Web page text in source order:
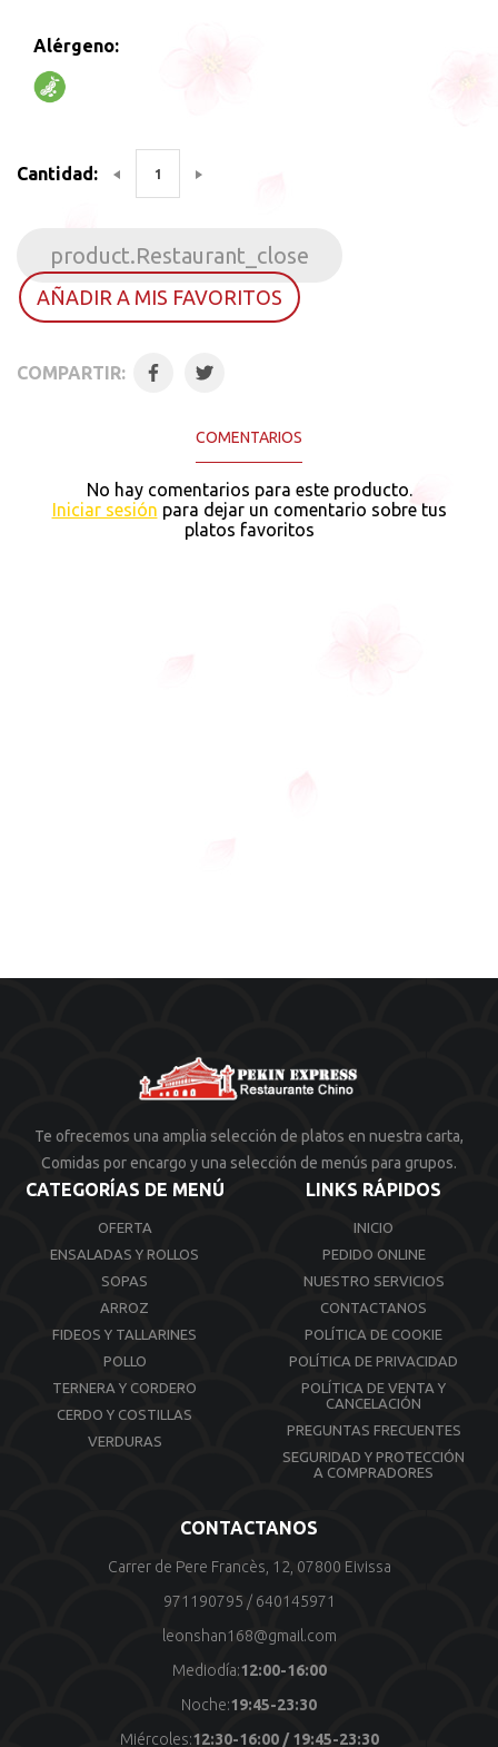
Alérgeno:
Cantidad:
product.Restaurant_close
AÑADIR A MIS FAVORITOS
COMPARTIR:
COMENTARIOS
No hay comentarios para este producto.
Iniciar sesión para dejar un comentario sobre tus
platos favoritos
Te ofrecemos una amplia selección de platos en nuestra carta,
Comidas por encargo y una selección de menús para grupos.
CATEGORÍAS DE MENÚ
OFERTA
ENSALADAS Y ROLLOS
SOPAS
ARROZ
FIDEOS Y TALLARINES
POLLO
TERNERA Y CORDERO
CERDO Y COSTILLAS
VERDURAS
LINKS RÁPIDOS
INICIO
PEDIDO ONLINE
NUESTRO SERVICIOS
CONTACTANOS
POLÍTICA DE COOKIE
POLÍTICA DE PRIVACIDAD
POLÍTICA DE VENTA Y
CANCELACIÓN
PREGUNTAS FRECUENTES
SEGURIDAD Y PROTECCIÓN
A COMPRADORES
CONTACTANOS
Carrer de Pere Francès, 12, 07800 Eivissa
971190795 / 640145971
leonshan168@gmail.com
Mediodía:12:00-16:00
Noche:19:45-23:30
Miércoles:12:30-16:00 / 19:45-23:30